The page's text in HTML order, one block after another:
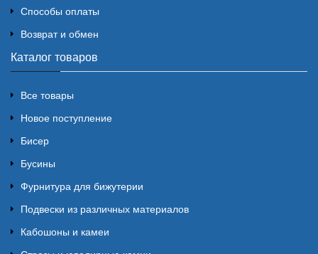
Способы оплаты
Возврат и обмен
Каталог товаров
Все товары
Новое поступление
Бисер
Бусины
Фурнитура для бижутерии
Подвески из различных материалов
Кабошоны и камеи